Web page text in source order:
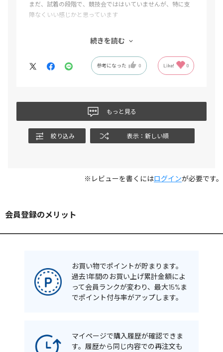
まだ、試着の段階で、競技会でははいていませんが、特に支
障なくいい感じかと思っています
かせないような状態でしたが、ワンサイズ上に替えて頂いて
しいて言えば、購入の前にサイズ感が初めての人でももう少
続きを読む
参考になった 0 Like! 0
もっと見る
絞り込み 表示：新しい順
※レビューを書くにはログインが必要です。
会員登録のメリット
お買い物でポイントが貯まります。
過去1年間のお買い上げ累計金額によ
って会員ランクが変わり、最大15%ま
でポイント付与率がアップします。
マイページで購入履歴が確認できま
す。履歴から同じ内容での再注文も